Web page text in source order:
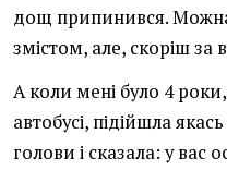
дощ припинився.
змістом, але, скоріш за
А коли мені було 4
автобусі, підійшла
голови і сказала: у